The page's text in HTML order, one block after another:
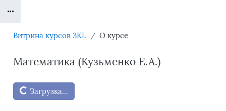
Витрина курсов 3KL О курсе
Математика (Кузьменко Е.А.)
Блоки
Загрузка...